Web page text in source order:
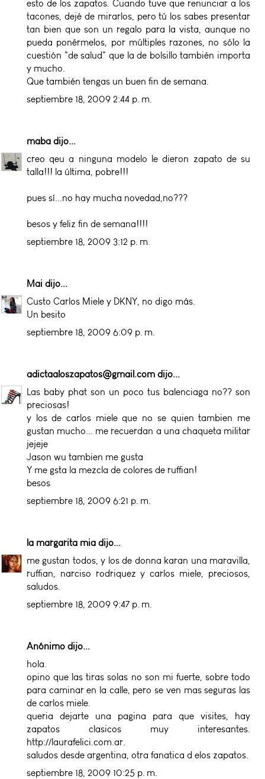
esto de los zapatos. Cuando tuve que renunciar a los
tacones, dejé de mirarlos, pero tú los sabes presentar
tan bien que son un regalo para la vista, aunque no
pueda ponérmelos, por múltiples razones, no sólo la
cuestión "de salud" que la de bolsillo también importa
y mucho.
Que también tengas un buen fin de semana.
septiembre 18, 2009 2:44 p. m.
maba dijo...
creo qeu a ninguna modelo le dieron zapato de su
talla!!! la última, pobre!!!
pues sí...no hay mucha novedad,no???
besos y feliz fin de semana!!!!
septiembre 18, 2009 3:12 p. m.
Mai dijo...
Custo Carlos Miele y DKNY, no digo más.
Un besito
septiembre 18, 2009 6:09 p. m.
adictaaloszapatos@gmail.com dijo...
Las baby phat son un poco tus balenciaga no?? son
preciosas!
y los de carlos miele que no se quien tambien me
gustan mucho... me recuerdan a una chaqueta militar
jejeje
Jason wu tambien me gusta
Y me gsta la mezcla de colores de ruffian!
besos
septiembre 18, 2009 6:21 p. m.
la margarita mia dijo...
me gustan todos, y los de donna karan una maravilla,
ruffian, narciso rodriquez y carlos miele, preciosos,
saludos.
septiembre 18, 2009 9:47 p. m.
Anónimo dijo...
hola.
opino que las tiras solas no son mi fuerte, sobre todo
para caminar en la calle, pero se ven mas seguras las
de carlos miele.
queria dejarte una pagina para que visites, hay
zapatos clasicos muy interesantes.
http://laurafelici.com.ar.
saludos desde argentina, otra fanatica d elos zapatos.
septiembre 18, 2009 10:25 p. m.